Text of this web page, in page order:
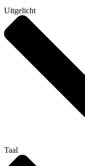
Uitgelicht
Taal